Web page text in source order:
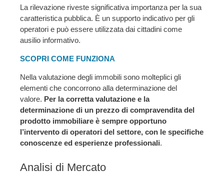
La rilevazione riveste significativa importanza per la sua
caratteristica pubblica. È un supporto indicativo per gli
operatori e può essere utilizzata dai cittadini come
ausilio informativo.
SCOPRI COME FUNZIONA
Nella valutazione degli immobili sono molteplici gli
elementi che concorrono alla determinazione del
valore. Per la corretta valutazione e la
determinazione di un prezzo di compravendita del
prodotto immobiliare è sempre opportuno
l’intervento di operatori del settore, con le specifiche
conoscenze ed esperienze professionali.
Analisi di Mercato